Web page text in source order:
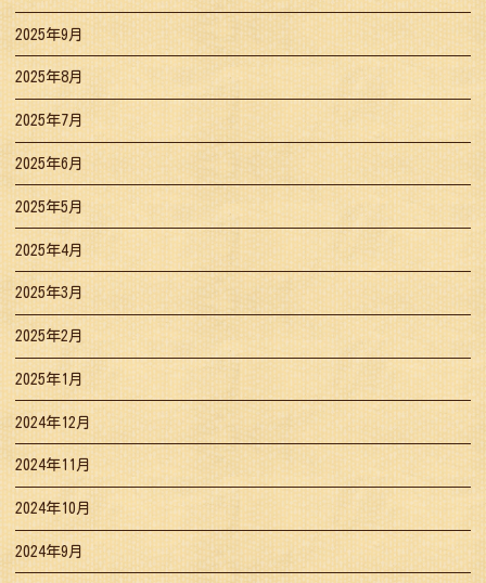
2025年9月
2025年8月
2025年7月
2025年6月
2025年5月
2025年4月
2025年3月
2025年2月
2025年1月
2024年12月
2024年11月
2024年10月
2024年9月